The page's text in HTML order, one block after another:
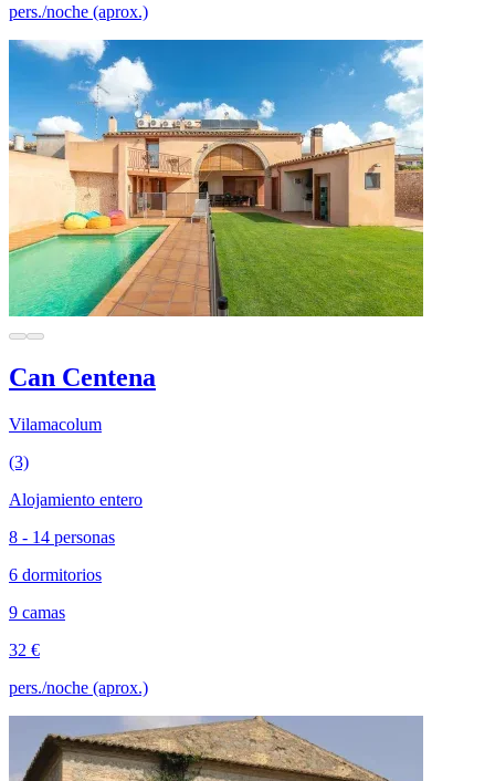
pers./noche (aprox.)
Can Centena
Vilamacolum
(3)
Alojamiento entero
8 - 14 personas
6 dormitorios
9 camas
32 €
pers./noche (aprox.)